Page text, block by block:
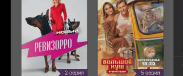
2 серия 5 серия